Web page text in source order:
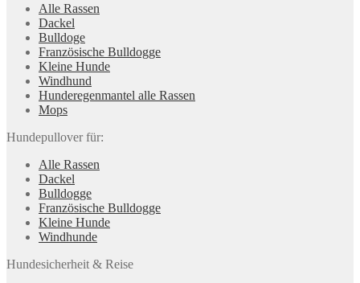
Alle Rassen
Dackel
Bulldoge
Französische Bulldogge
Kleine Hunde
Windhund
Hunderegenman­tel alle Rassen
Mops
Hundepullover für:
Alle Rassen
Dackel
Bulldogge
Französische Bulldogge
Kleine Hunde
Windhunde
Hundesicherheit & Reise